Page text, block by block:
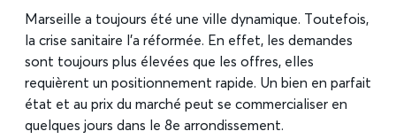
Marseille a toujours été une ville dynamique. Toutefois,
la crise sanitaire l’a réformée. En effet, les demandes
sont toujours plus élevées que les offres, elles
requièrent un positionnement rapide. Un bien en parfait
état et au prix du marché peut se commercialiser en
quelques jours dans le 8e arrondissement.